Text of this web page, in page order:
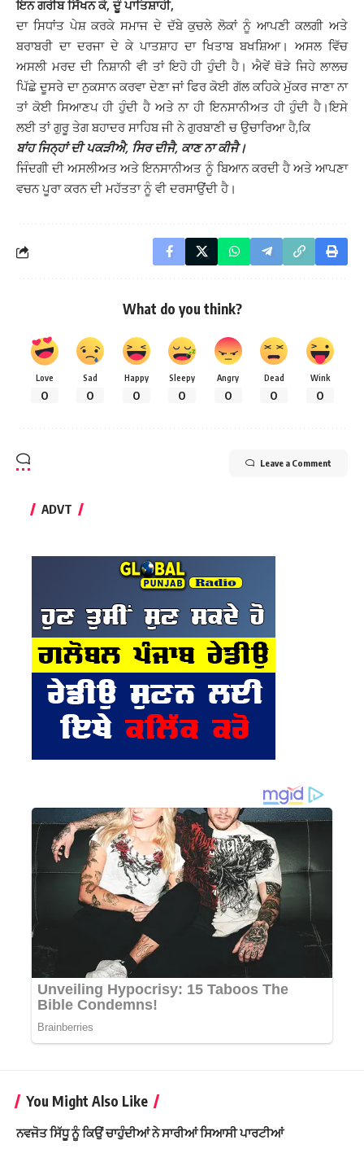
ਇਨ ਗਰੀਬ ਸਿੱਖਨ ਕੋ,ਦੂੰ ਪਾਤਿਸ਼ਾਹੀ,
ਦਾ ਸਿਧਾਂਤ ਪੇਸ਼ ਕਰਕੇ ਸਮਾਜ ਦੇ ਦੱਬੇ ਕੁਚਲੇ ਲੋਕਾਂ ਨੂੰ ਆਪਣੀ ਕਲਗੀ ਅਤੇ
ਬਰਾਬਰੀ ਦਾ ਦਰਜਾ ਦੇ ਕੇ ਪਾਤਸ਼ਾਹ ਦਾ ਖਿਤਾਬ ਬਖਸ਼ਿਆ। ਅਸਲ ਵਿੱਚ
ਅਸਲੀ ਮਰਦ ਦੀ ਨਿਸ਼ਾਨੀ ਵੀ ਤਾਂ ਇਹੋ ਹੀ ਹੁੰਦੀ ਹੈ। ਐਵੇਂ ਥੋੜੇ ਜਿਹੇ ਲਾਲਚ
ਪਿੱਛੇ ਦੂਸਰੇ ਦਾ ਨੁਕਸਾਨ ਕਰਵਾ ਦੇਣਾ ਜਾਂ ਫਿਰ ਕੋਈ ਗੱਲ ਕਹਿਕੇ ਮੁੱਕਰ ਜਾਣਾ ਨਾ
ਤਾਂ ਕੋਈ ਸਿਆਣਪ ਹੀ ਹੁੰਦੀ ਹੈ ਅਤੇ ਨਾ ਹੀ ਇਨਸਾਨੀਅਤ ਹੀ ਹੁੰਦੀ ਹੈ।ਇਸੇ
ਲਈ ਤਾਂ ਗੁਰੂ ਤੇਗ ਬਹਾਦਰ ਸਾਹਿਬ ਜੀ ਨੇ ਗੁਰਬਾਣੀ ਚ ਉਚਾਰਿਆ ਹੈ,ਕਿ
ਬਾਂਹ ਜਿਨ੍ਹਾਂ ਦੀ ਪਕੜੀਐ, ਸਿਰ ਦੀਜੈ, ਕਾਣ ਨਾ ਕੀਜੈ।
ਜਿੰਦਗੀ ਦੀ ਅਸਲੀਅਤ ਅਤੇ ਇਨਸਾਨੀਅਤ ਨੂੰ ਬਿਆਨ ਕਰਦੀ ਹੈ ਅਤੇ ਆਪਣਾ
ਵਚਨ ਪੂਰਾ ਕਰਨ ਦੀ ਮਹੱਤਤਾ ਨੂੰ ਵੀ ਦਰਸਾਉਂਦੀ ਹੈ।
What do you think?
Love
0
Sad
0
Happy
0
Sleepy
0
Angry
0
Dead
0
Wink
0
Leave a Comment
ADVT
You Might Also Like
ਨਵਜੋਤ ਸਿੱਧੂ ਨੂੰ ਕਿਉਂ ਚਾਹੁੰਦੀਆਂ ਨੇ ਸਾਰੀਆਂ ਸਿਆਸੀ ਪਾਰਟੀਆਂ